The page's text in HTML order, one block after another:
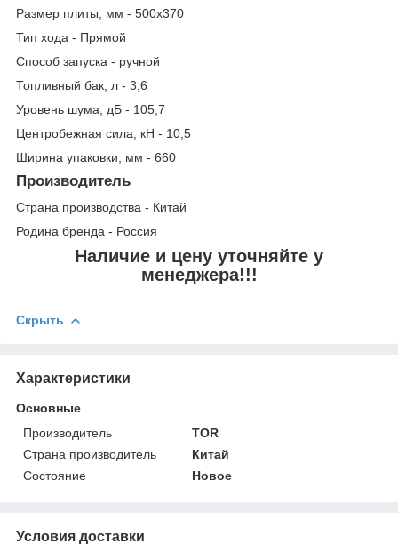
Размер плиты, мм - 500х370
Тип хода - Прямой
Способ запуска - ручной
Топливный бак, л - 3,6
Уровень шума, дБ - 105,7
Центробежная сила, кН - 10,5
Ширина упаковки, мм - 660
Производитель
Страна производства - Китай
Родина бренда - Россия
Наличие и цену уточняйте у
менеджера!!!
Скрыть
Характеристики
Основные
Производитель
TOR
Страна производитель
Китай
Состояние
Новое
Условия доставки